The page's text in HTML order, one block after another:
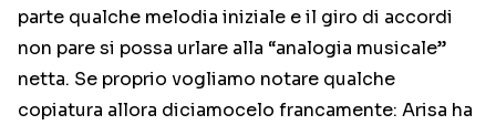
parte qualche melodia iniziale e il giro di accordi
non pare si possa urlare alla “analogia musicale”
netta. Se proprio vogliamo notare qualche
copiatura allora diciamocelo francamente: Arisa ha